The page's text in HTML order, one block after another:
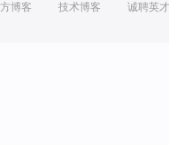
博客 技术博客 诚聘英才